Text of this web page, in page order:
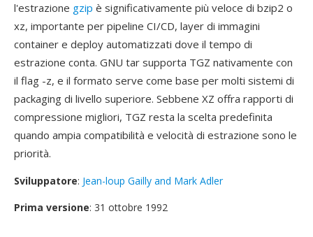
l'estrazione gzip è significativamente più veloce di bzip2 o
xz, importante per pipeline CI/CD, layer di immagini
container e deploy automatizzati dove il tempo di
estrazione conta. GNU tar supporta TGZ nativamente con
il flag -z, e il formato serve come base per molti sistemi di
packaging di livello superiore. Sebbene XZ offra rapporti di
compressione migliori, TGZ resta la scelta predefinita
quando ampia compatibilità e velocità di estrazione sono le
priorità.
Sviluppatore: Jean-loup Gailly and Mark Adler
Prima versione: 31 ottobre 1992